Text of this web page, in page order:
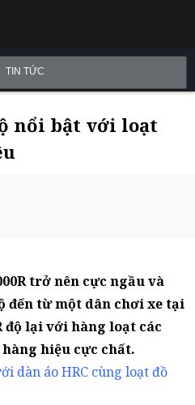
TIN TỨC
nổi bật với loạt
trở nên cực ngầu và
đến từ một dân chơi xe tại
độ lại với hàng loạt các
hiệu cực chất.
dàn áo HRC cùng loạt đồ